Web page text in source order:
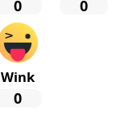
0 0
Wink
0